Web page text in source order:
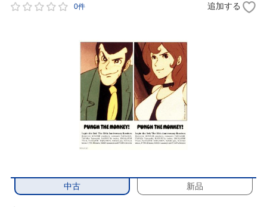
0件 追加する
中古 新品